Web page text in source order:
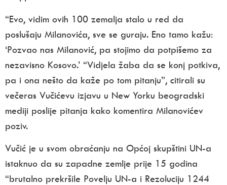
“Evo, vidim ovih 100 zemalja stalo u red da
poslušaju Milanovića, sve se guraju. Eno tamo kažu:
‘Pozvao nas Milanović, pa stojimo da potpišemo za
nezavisno Kosovo.’ “Vidjela žaba da se konj potkiva,
pa i ona nešto da kaže po tom pitanju”, citirali su
večeras Vučićevu izjavu u New Yorku beogradski
mediji poslije pitanja kako komentira Milanovićev
poziv.
Vučić je u svom obraćanju na Općoj skupštini UN-a
istaknuo da su zapadne zemlje prije 15 godina
“brutalno prekršile Povelju UN-a i Rezoluciju 1244